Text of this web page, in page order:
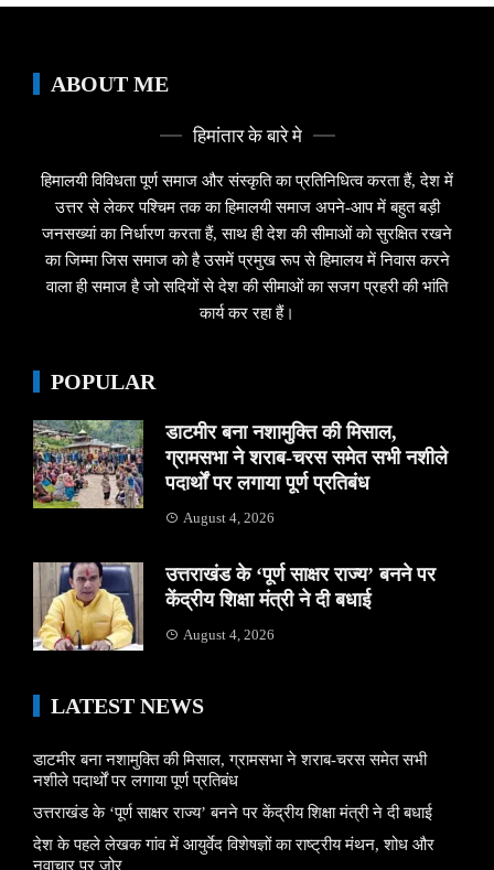
ABOUT ME
हिमांतार के बारे मे
हिमालयी विविधता पूर्ण समाज और संस्कृति का प्रतिनिधित्व करता हैं, देश में
उत्तर से लेकर पश्चिम तक का हिमालयी समाज अपने-आप में बहुत बड़ी
जनसख्यां का निर्धारण करता हैं, साथ ही देश की सीमाओं को सुरक्षित रखने
का जिम्मा जिस समाज को है उसमें प्रमुख रूप से हिमालय में निवास करने
वाला ही समाज है जो सदियों से देश की सीमाओं का सजग प्रहरी की भांति
कार्य कर रहा हैं।
POPULAR
डाटमीर बना नशामुक्ति की मिसाल,
ग्रामसभा ने शराब-चरस समेत सभी नशीले
पदार्थों पर लगाया पूर्ण प्रतिबंध
August 4, 2026
उत्तराखंड के ‘पूर्ण साक्षर राज्य’ बनने पर
केंद्रीय शिक्षा मंत्री ने दी बधाई
August 4, 2026
LATEST NEWS
डाटमीर बना नशामुक्ति की मिसाल, ग्रामसभा ने शराब-चरस समेत सभी
नशीले पदार्थों पर लगाया पूर्ण प्रतिबंध
उत्तराखंड के ‘पूर्ण साक्षर राज्य’ बनने पर केंद्रीय शिक्षा मंत्री ने दी बधाई
देश के पहले लेखक गांव में आयुर्वेद विशेषज्ञों का राष्ट्रीय मंथन, शोध और
नवाचार पर जोर